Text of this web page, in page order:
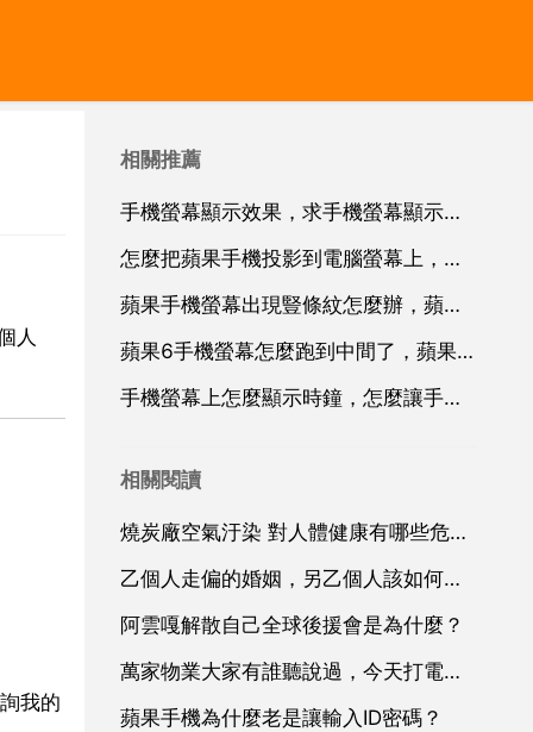
人
我的
相關推薦
手機螢幕顯示效果，求手機螢幕顯示效果排行，有哪些比較推薦？
怎麼把蘋果手機投影到電腦螢幕上，如何把蘋果8手機螢幕投射到電腦上
蘋果手機螢幕出現豎條紋怎麼辦，蘋果手機螢幕出現一道豎紋，是怎麼回事？
蘋果6手機螢幕怎麼跑到中間了，蘋果手機螢幕上面的圖示跑到最底下，怎麼設定回來
手機螢幕上怎麼顯示時鐘，怎麼讓手機桌面上時間和日期顯示出來？
相關閱讀
燒炭廠空氣汙染 對人體健康有哪些危害？
乙個人走偏的婚姻，另乙個人該如何收場？
阿雲嘎解散自己全球後援會是為什麼？
萬家物業大家有誰聽說過，今天打電話叫我去做經紀人。
蘋果手機為什麼老是讓輸入ID密碼？